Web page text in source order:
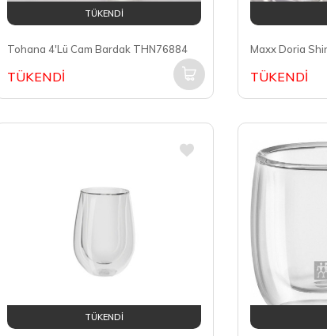
TÜKENDİ
Tohana 4'Lü Cam Bardak THN76884
TÜKENDİ TÜKENDİ
TÜKENDİ